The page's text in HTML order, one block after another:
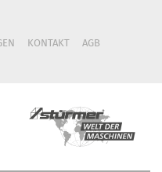
KONTAKT
AGB